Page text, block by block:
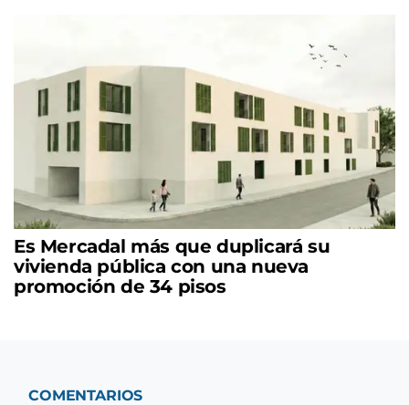
Es Mercadal más que duplicará su
vivienda pública con una nueva
promoción de 34 pisos
COMENTARIOS